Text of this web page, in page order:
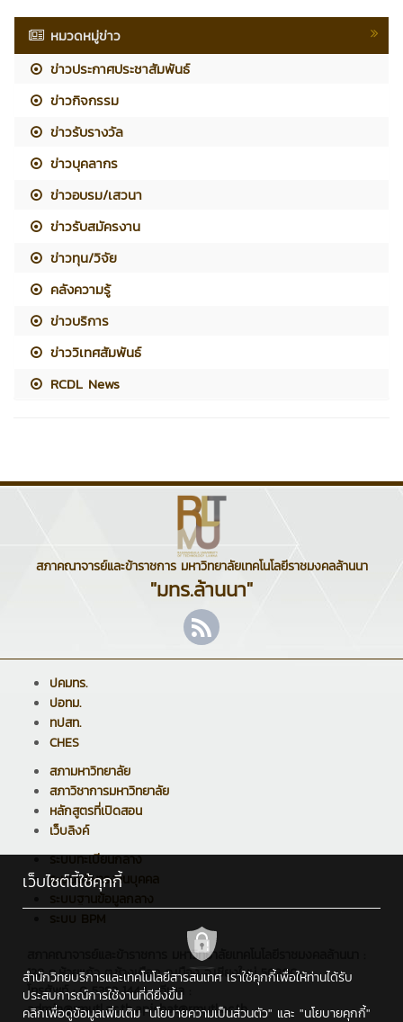
หมวดหมู่ข่าว
ข่าวประกาศประชาสัมพันธ์
ข่าวกิจกรรม
ข่าวรับรางวัล
ข่าวบุคลากร
ข่าวอบรม/เสวนา
ข่าวรับสมัครงาน
ข่าวทุน/วิจัย
คลังความรู้
ข่าวบริการ
ข่าววิเทศสัมพันธ์
RCDL News
สภาคณาจารย์และข้าราชการ มหาวิทยาลัยเทคโนโลยีราชมงคลล้านนา
"มทร.ล้านนา"
ปคมทร.
ปอทม.
ทปสท.
CHES
สภามหาวิทยาลัย
สภาวิชาการมหาวิทยาลัย
หลักสูตรที่เปิดสอน
เว็บลิงค์
ระบบทะเบียนกลาง
ระบบบริหารงานบุคคล
ระบบฐานข้อมูลกลาง
ระบบ BPM
สภาคณาจารย์และข้าราชการ มหาวิทยาลัยเทคโนโลยีราชมงคลล้านนา :
128 ถ.ห้วยแก้ว ต.ช้างเผือก อ.เมือง จ.เชียงใหม่ 50300
โทรศัพท์ : 0 5392 1444 , อีเมล :
admin@rmutl.ac.th,apichat@rmutl.ac.th
เว็บไซต์นี้ใช้คุกกี้
สำนักวิทยบริการและเทคโนโลยีสารสนเทศ เราใช้คุกกี้เพื่อให้ท่านได้รับ
ประสบการณ์การใช้งานที่ดียิ่งขึ้น
คลิกเพื่อดูข้อมูลเพิ่มเติม "นโยบายความเป็นส่วนตัว" และ "นโยบายคุกกี้"